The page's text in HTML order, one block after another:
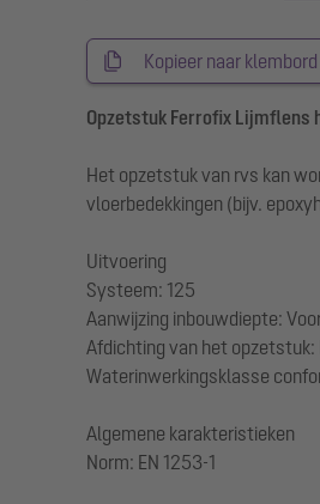
Kopieer naar klembord
Opzetstuk Ferrofix Lijmflens
Het opzetstuk van rvs kan
vloerbedekkingen (bijv.
Uitvoering
Systeem: 125
Aanwijzing inbouwdiepte:
Afdichting van het
Waterinwerkingsklasse
Algemene karakteristieken
Norm: EN 1253-1